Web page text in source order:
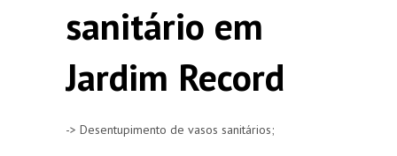
sanitário em
Jardim Record
-> Desentupimento de vasos sanitários;